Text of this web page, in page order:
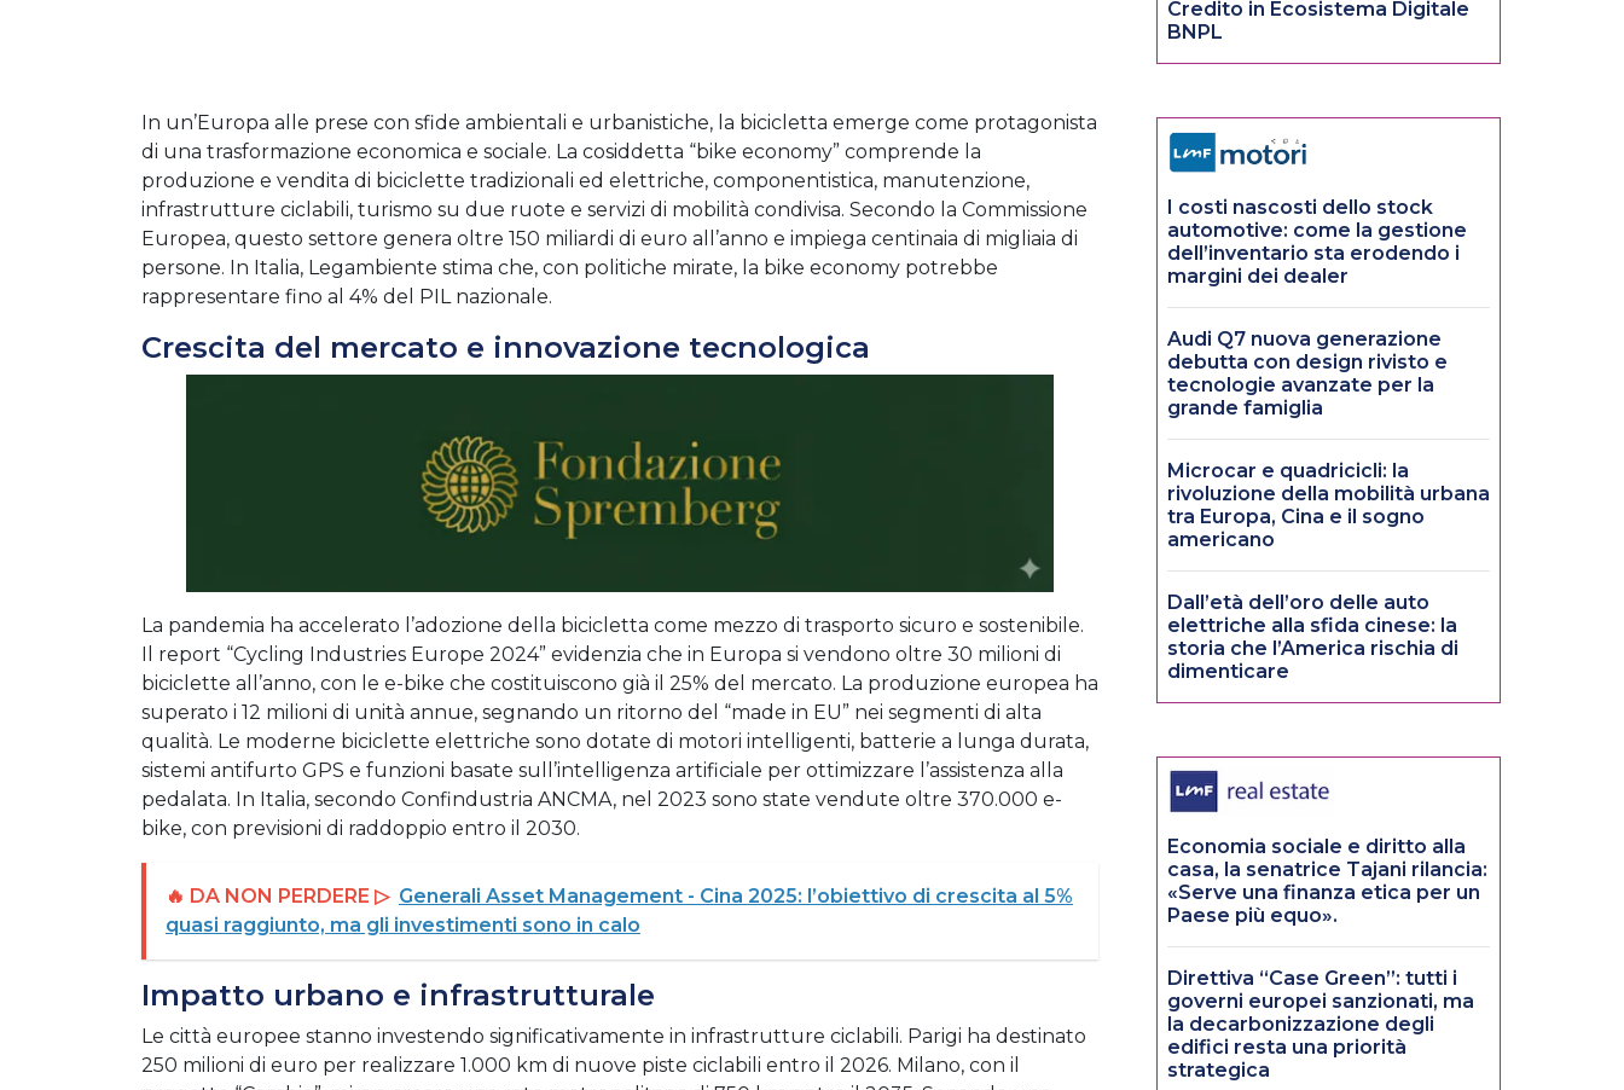
In un’Europa alle prese con sfide ambientali e urbanistiche, la bicicletta emerge come protagonista
di una trasformazione economica e sociale. La cosiddetta “bike economy” comprende la
produzione e vendita di biciclette tradizionali ed elettriche, componentistica, manutenzione,
infrastrutture ciclabili, turismo su due ruote e servizi di mobilità condivisa. Secondo la Commissione
Europea, questo settore genera oltre 150 miliardi di euro all’anno e impiega centinaia di migliaia di
persone. In Italia, Legambiente stima che, con politiche mirate, la bike economy potrebbe
rappresentare fino al 4% del PIL nazionale.
Crescita del mercato e innovazione tecnologica
La pandemia ha accelerato l’adozione della bicicletta come mezzo di trasporto sicuro e sostenibile.
Il report “Cycling Industries Europe 2024” evidenzia che in Europa si vendono oltre 30 milioni di
biciclette all’anno, con le e-bike che costituiscono già il 25% del mercato. La produzione europea ha
superato i 12 milioni di unità annue, segnando un ritorno del “made in EU” nei segmenti di alta
qualità. Le moderne biciclette elettriche sono dotate di motori intelligenti, batterie a lunga durata,
sistemi antifurto GPS e funzioni basate sull’intelligenza artificiale per ottimizzare l’assistenza alla
pedalata. In Italia, secondo Confindustria ANCMA, nel 2023 sono state vendute oltre 370.000 e-
bike, con previsioni di raddoppio entro il 2030.
🔥 DA NON PERDERE ▷ Generali Asset Management - Cina 2025: l’obiettivo di crescita al 5%
quasi raggiunto, ma gli investimenti sono in calo
Impatto urbano e infrastrutturale
Le città europee stanno investendo significativamente in infrastrutture ciclabili. Parigi ha destinato
250 milioni di euro per realizzare 1.000 km di nuove piste ciclabili entro il 2026. Milano, con il
Credito in Ecosistema Digitale
BNPL
I costi nascosti dello stock
automotive: come la gestione
dell’inventario sta erodendo i
margini dei dealer
Audi Q7 nuova generazione
debutta con design rivisto e
tecnologie avanzate per la
grande famiglia
Microcar e quadricicli: la
rivoluzione della mobilità urbana
tra Europa, Cina e il sogno
americano
Dall’età dell’oro delle auto
elettriche alla sfida cinese: la
storia che l’America rischia di
dimenticare
Economia sociale e diritto alla
casa, la senatrice Tajani rilancia:
«Serve una finanza etica per un
Paese più equo».
Direttiva “Case Green”: tutti i
governi europei sanzionati, ma
la decarbonizzazione degli
edifici resta una priorità
strategica